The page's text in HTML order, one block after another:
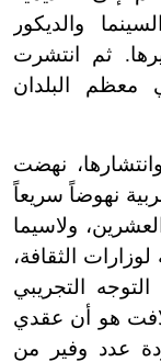
والديكور
ثم انتشرت
معظم البلدان
نهضت
نهوضاً سريعاً
ولاسيما
الثقافة،
التجريبي
هو أن عقدي
عدد وفير من